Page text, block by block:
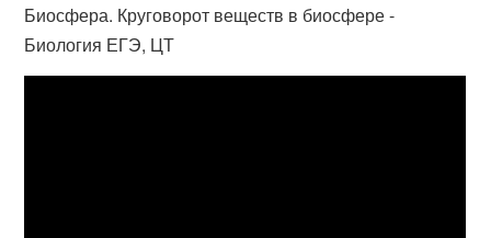
Биосфера. Круговорот веществ в биосфере -
Биология ЕГЭ, ЦТ